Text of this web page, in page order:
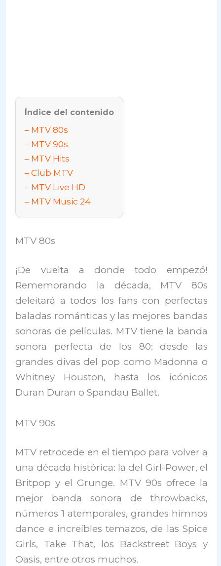
Índice del contenido
MTV 80s
MTV 90s
MTV Hits
Club MTV
MTV Live HD
MTV Music 24
MTV 80s
¡De vuelta a donde todo empezó!
Rememorando la década, MTV 80s
deleitará a todos los fans con perfectas
baladas románticas y las mejores bandas
sonoras de películas. MTV tiene la banda
sonora perfecta de los 80: desde las
grandes divas del pop como Madonna o
Whitney Houston, hasta los icónicos
Duran Duran o Spandau Ballet.
MTV 90s
MTV retrocede en el tiempo para volver a
una década histórica: la del Girl-Power, el
Britpop y el Grunge. MTV 90s ofrece la
mejor banda sonora de throwbacks,
números 1 atemporales, grandes himnos
dance e increíbles temazos, de las Spice
Girls, Take That, los Backstreet Boys y
Oasis, entre otros muchos.